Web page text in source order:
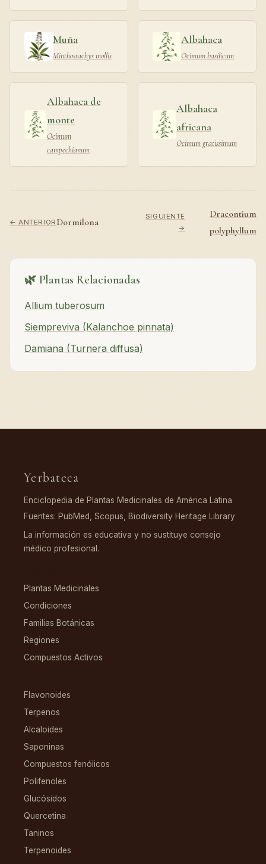
Muña
Minthostachys mollis
Albahaca
Ocimum basilicum
Albahaca de
monte
Ocimum
campechianum
Albahaca
africana
Ocimum gratissimum
← ANTERIORDormilona
SIGUIENTE
→
Dracontium
polyphyllum
🌿 Plantas Relacionadas
Allium tuberosum
Siempreviva (Kalanchoe pinnata)
Damiana (Turnera diffusa)
Yerbateca
Enciclopedia de Plantas Medicinales de América Latina
Fuentes: PubMed, Scopus, Biodiversity Heritage Library
La información es educativa y no sustituye consejo
médico profesional.
Plantas Medicinales
Condiciones
Familias Botánicas
Regiones
Compuestos Activos
Flavonoides
Terpenos
Alcaloides
Saponinas
Compuestos fenólicos
Polifenoles
Glucósidos
Quercetina
Taninos
Terpenoides